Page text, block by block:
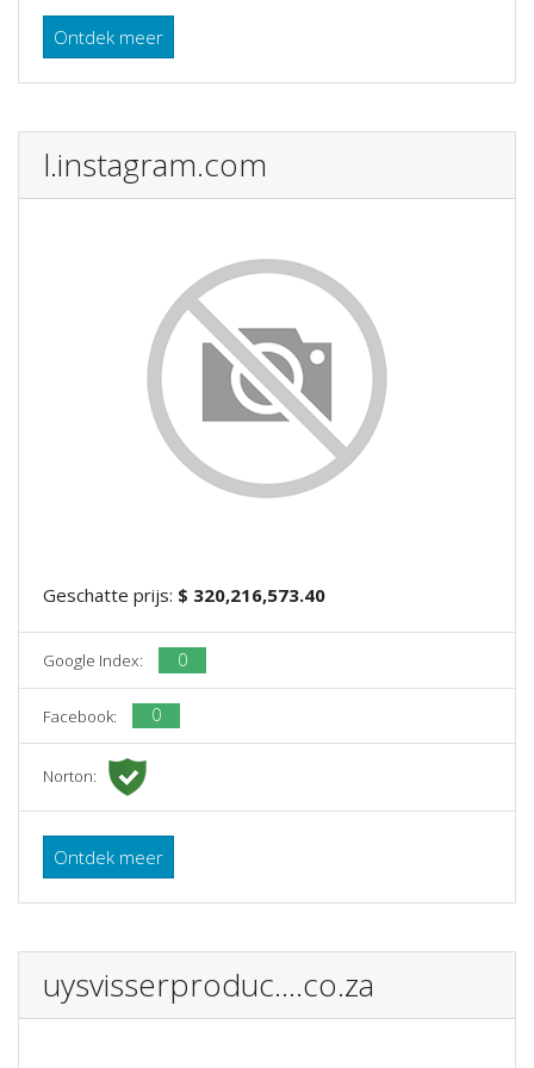
Ontdek meer
l.instagram.com
Geschatte prijs: $ 320,216,573.40
Google Index: 0
Facebook: 0
Norton:
Ontdek meer
uysvisserproduc....co.za